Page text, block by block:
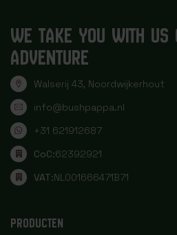
WE TAKE YOU WITH US
ADVENTURE
Walserij 43, Noordwijkerhout
info@bushpappa.nl
+31 621912687
CoC:62392921
VAT:NL001666471B71
PRODUCTEN